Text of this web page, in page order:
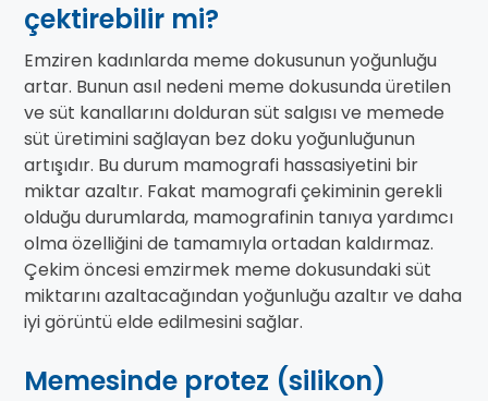
çektirebilir mi?
Emziren kadınlarda meme dokusunun yoğunluğu
artar. Bunun asıl nedeni meme dokusunda üretilen
ve süt kanallarını dolduran süt salgısı ve memede
süt üretimini sağlayan bez doku yoğunluğunun
artışıdır. Bu durum mamografi hassasiyetini bir
miktar azaltır. Fakat mamografi çekiminin gerekli
olduğu durumlarda, mamografinin tanıya yardımcı
olma özelliğini de tamamıyla ortadan kaldırmaz.
Çekim öncesi emzirmek meme dokusundaki süt
miktarını azaltacağından yoğunluğu azaltır ve daha
iyi görüntü elde edilmesini sağlar.
Memesinde protez (silikon)